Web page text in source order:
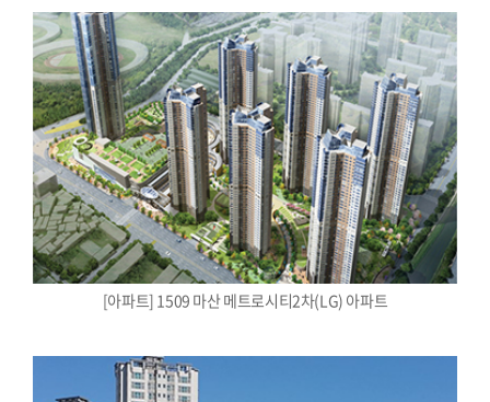
[아파트] 1509 마산 메트로시티2차(LG) 아파트